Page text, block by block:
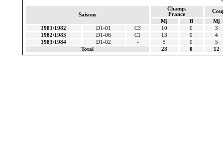
Saisons
Champ.
France
Mj
B
Mj
1981/1982
D1-01 C3 10 0
3
1982/1983
D1-06 C1 13 0
4
1983/1984
D1-02 - 5 0
5
Total
28 0 12